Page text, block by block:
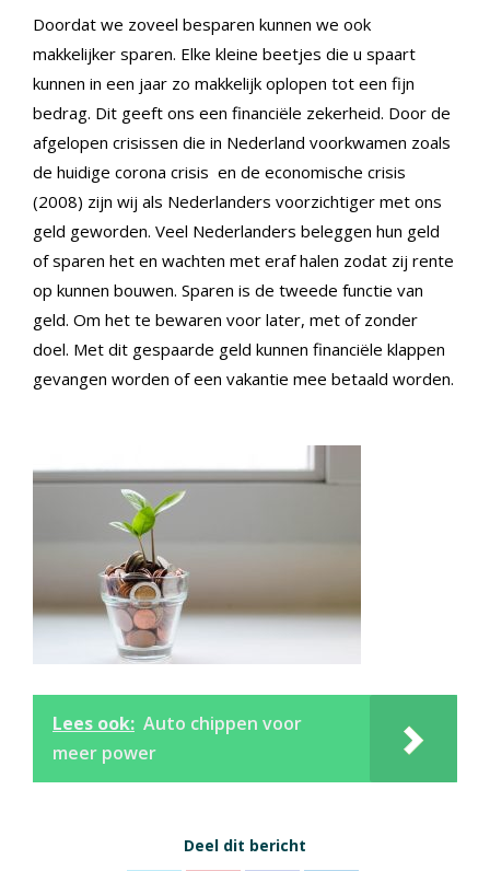
Doordat we zoveel besparen kunnen we ook
makkelijker sparen. Elke kleine beetjes die u spaart
kunnen in een jaar zo makkelijk oplopen tot een fijn
bedrag. Dit geeft ons een financiële zekerheid. Door de
afgelopen crisissen die in Nederland voorkwamen zoals
de huidige corona crisis en de economische crisis
(2008) zijn wij als Nederlanders voorzichtiger met ons
geld geworden. Veel Nederlanders beleggen hun geld
of sparen het en wachten met eraf halen zodat zij rente
op kunnen bouwen. Sparen is de tweede functie van
geld. Om het te bewaren voor later, met of zonder
doel. Met dit gespaarde geld kunnen financiële klappen
gevangen worden of een vakantie mee betaald worden.
Lees ook: Auto chippen voor
meer power
Deel dit bericht